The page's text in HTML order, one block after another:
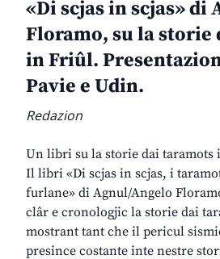
«Di scjas in scjas» di
Floramo, su la storie
in Friûl.
Pavie e Udin.
Redazion
Un libri su la storie dai taramots
Il libri «Di scjas in scjas, i
furlane» di Agnul/Angelo
clâr e cronologjic la storie dai
mostrant tant che il pericul
presince costante inte nestre